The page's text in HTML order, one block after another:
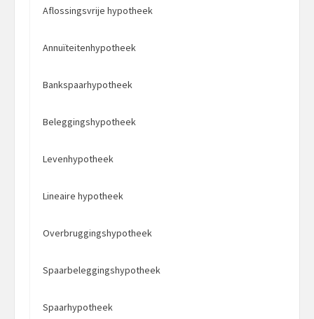
Aflossingsvrije hypotheek
Annuïteitenhypotheek
Bankspaarhypotheek
Beleggingshypotheek
Levenhypotheek
Lineaire hypotheek
Overbruggingshypotheek
Spaarbeleggingshypotheek
Spaarhypotheek